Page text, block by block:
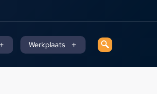
Werkplaats